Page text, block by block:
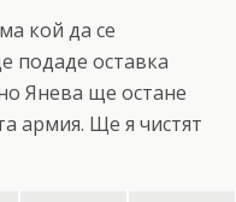
кой да се
подаде оставка
Янева ще остане
армия. Ще я чистят